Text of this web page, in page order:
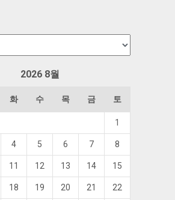
2026 8월
화 수 목 금 토
1
4 5 6 7 8
11 12 13 14 15
18 19 20 21 22